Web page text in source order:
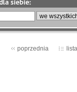
poprzednia